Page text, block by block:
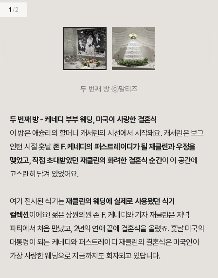
1 / 2
두 번째 방 ⓒ말티즈
두 번째 방 - 케네디 부부 웨딩, 미국이 사랑한 결혼식
이 방은 애슐리의 할머니 캐서린의 시선에서 시작돼요. 캐서린은 보그
인턴 시절 훗날존 F. 케네디의 퍼스트레이디가 될 재클린과 우정을
맺었고, 직접 초대받았던 재클린의 화려한 결혼식 순간이 이 공간에
고스란히 담겨 있었어요.
여기 전시된 식기는재클린의 웨딩에 실제로 사용됐던 식기
컬렉션이에요! 젊은 상원의원 존 F. 케네디와 기자 재클린은 저녁
파티에서 처음 만났고, 2년의 연애 끝에 결혼식을 올렸죠. 훗날 미국의
대통령이 되는 케네디와 퍼스트레이디 재클린의 결혼식은 미국인이
가장 사랑한 웨딩으로 지금까지도 회자되고 있답니다.